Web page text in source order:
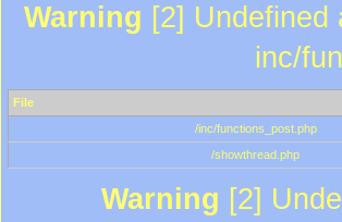
Warning [2]
inc/
File
/inc/functions_post.php
/showthread.php
Warning [2]